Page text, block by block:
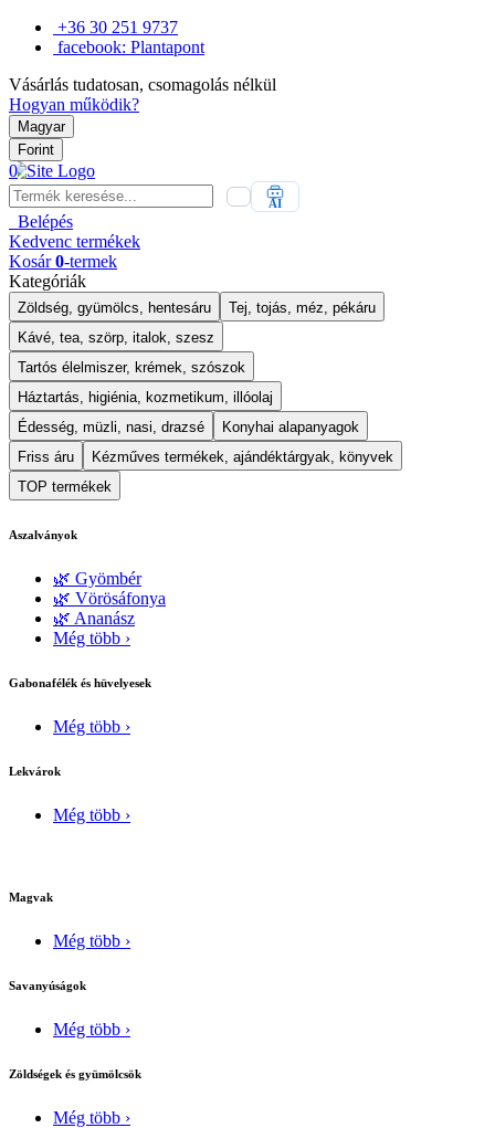
+36 30 251 9737
facebook: Plantapont
Vásárlás tudatosan, csomagolás nélkül
Hogyan működik?
Magyar
Forint
0
AI
Belépés
Kedvenc termékek
Kosár 0-termek
Kategóriák
Zöldség, gyümölcs, hentesáru
Tej, tojás, méz, pékáru
Kávé, tea, szörp, italok, szesz
Tartós élelmiszer, krémek, szószok
Háztartás, higiénia, kozmetikum, illóolaj
Édesség, müzli, nasi, drazsé
Konyhai alapanyagok
Friss áru
Kézműves termékek, ajándéktárgyak, könyvek
TOP termékek
Aszalványok
🌿 Gyömbér
🌿 Vörösáfonya
🌿 Ananász
Még több ›
Gabonafélék és hüvelyesek
Még több ›
Lekvárok
Még több ›
Magvak
Még több ›
Savanyúságok
Még több ›
Zöldségek és gyümölcsök
Még több ›